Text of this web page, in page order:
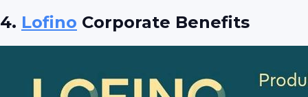
4. Lofino Corporate Benefits